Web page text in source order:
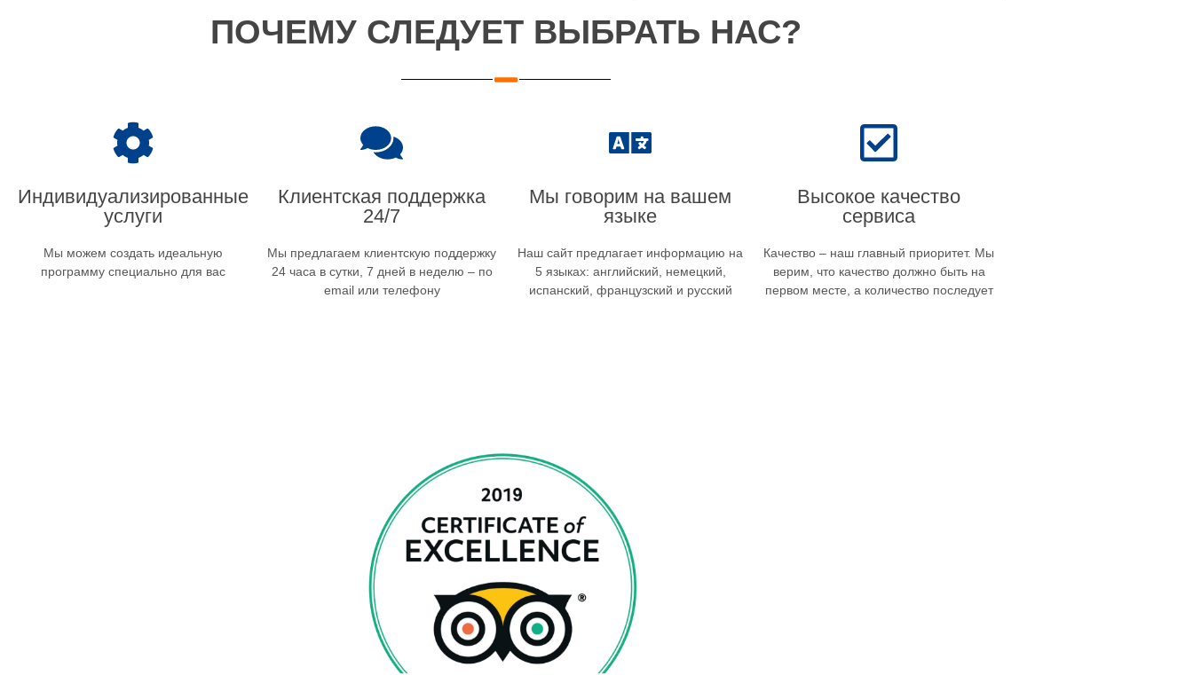
ПОЧЕМУ СЛЕДУЕТ ВЫБРАТЬ НАС?
Индивидуализированные
услуги
Мы можем создать идеальную
программу специально для вас
Клиентская поддержка
24/7
Мы предлагаем клиентскую поддержку
24 часа в сутки, 7 дней в неделю – по
email или телефону
Мы говорим на вашем
языке
Наш сайт предлагает информацию на
5 языках: английский, немецкий,
испанский, французский и русский
Высокое качество
сервиса
Качество – наш главный приоритет. Мы
верим, что качество должно быть на
первом месте, а количество последует